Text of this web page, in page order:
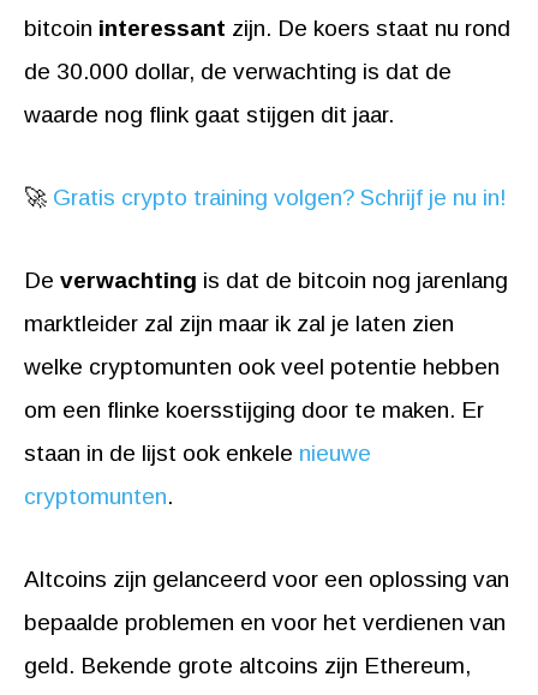
bitcoin interessant zijn. De koers staat nu rond
de 30.000 dollar, de verwachting is dat de
waarde nog flink gaat stijgen dit jaar.
🚀 Gratis crypto training volgen? Schrijf je nu in!
De verwachting is dat de bitcoin nog jarenlang
marktleider zal zijn maar ik zal je laten zien
welke cryptomunten ook veel potentie hebben
om een flinke koersstijging door te maken. Er
staan in de lijst ook enkele nieuwe
cryptomunten.
Altcoins zijn gelanceerd voor een oplossing van
bepaalde problemen en voor het verdienen van
geld. Bekende grote altcoins zijn Ethereum,